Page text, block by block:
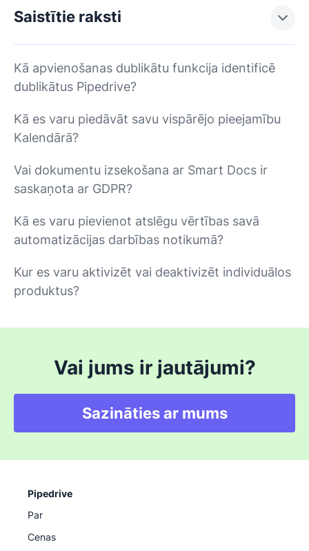
Saistītie raksti
Kā apvienošanas dublikātu funkcija identificē
dublikātus Pipedrive?
Kā es varu piedāvāt savu vispārējo pieejamību
Kalendārā?
Vai dokumentu izsekošana ar Smart Docs ir
saskaņota ar GDPR?
Kā es varu pievienot atslēgu vērtības savā
automatizācijas darbības notikumā?
Kur es varu aktivizēt vai deaktivizēt individuālos
produktus?
Vai jums ir jautājumi?
Sazināties ar mums
Pipedrive
Par
Cenas